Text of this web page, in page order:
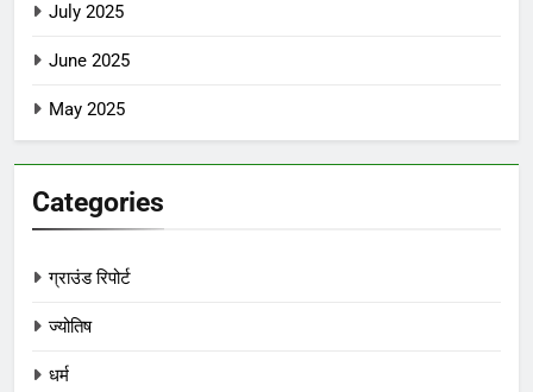
July 2025
June 2025
May 2025
Categories
ग्राउंड रिपोर्ट
ज्योतिष
धर्म